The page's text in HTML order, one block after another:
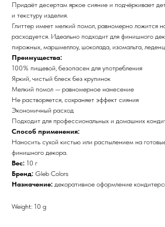
Придаёт десертам яркое сияние и подчёркивает
и текстуру изделия.
Глиттер имеет мелкий помол, равномерно ложится
расходуется. Идеально подходит для финишного
пирожных, маршмеллоу, шоколада, изомальта,
Преимущества:
100% пищевой, безопасен для употребления
Яркий, чистый блеск без крупинок
Мелкий помол — равномерное нанесение
Не растворяется, сохраняет эффект сияния
Экономичный расход
Подходит для профессиональных и домашних
Способ применения:
Наносить сухой кистью или распылением на
финишного декора.
Вес: 10 г
Бренд: Gleb Colors
Назначение: декоративное оформление
Weight: 10 g